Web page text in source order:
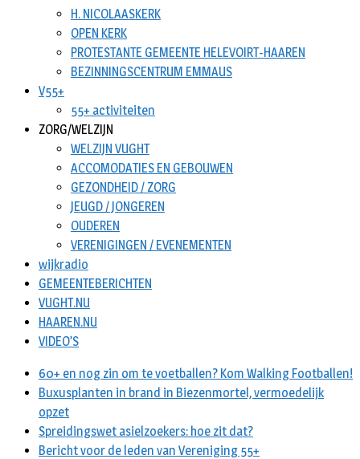
H. NICOLAASKERK
OPEN KERK
PROTESTANTE GEMEENTE HELEVOIRT-HAAREN
BEZINNINGSCENTRUM EMMAUS
V55+
55+ activiteiten
ZORG/WELZIJN
WELZIJN VUGHT
ACCOMODATIES EN GEBOUWEN
GEZONDHEID / ZORG
JEUGD / JONGEREN
OUDEREN
VERENIGINGEN / EVENEMENTEN
wijkradio
GEMEENTEBERICHTEN
VUGHT.NU
HAAREN.NU
VIDEO’S
60+ en nog zin om te voetballen? Kom Walking Footballen!
Buxusplanten in brand in Biezenmortel, vermoedelijk
opzet
Spreidingswet asielzoekers: hoe zit dat?
Bericht voor de leden van Vereniging 55+